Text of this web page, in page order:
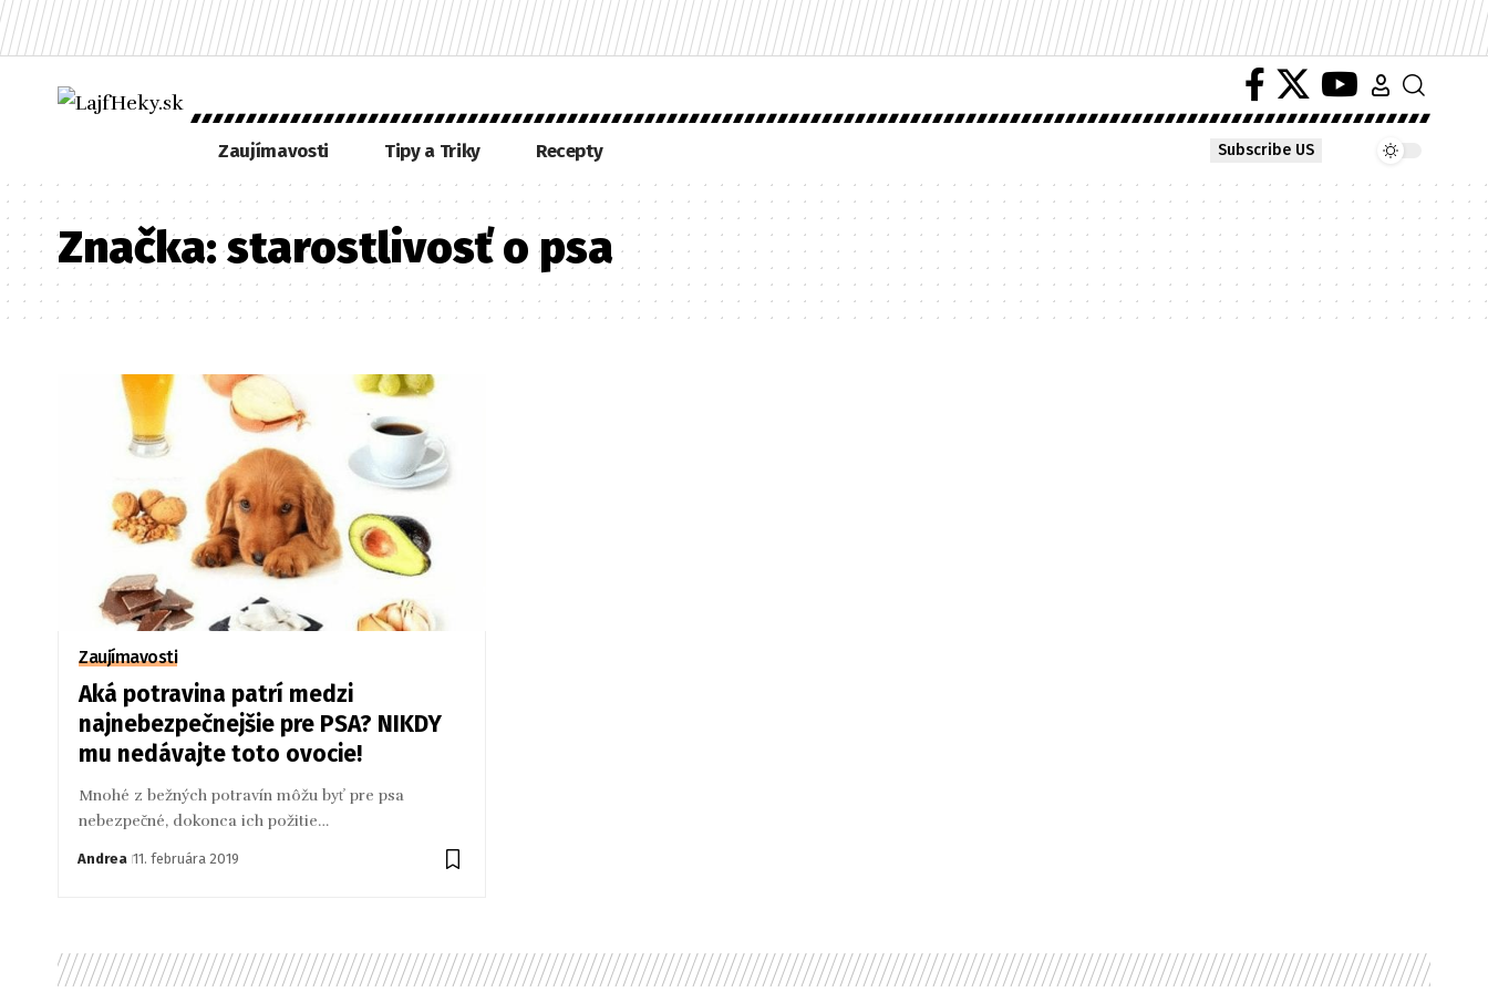
Zaujímavosti Tipy a Triky Recepty Subscribe US
Značka:starostlivosť o psa
Zaujímavosti
Aká potravina patrí medzi
najnebezpečnejšie pre PSA? NIKDY
mu nedávajte toto ovocie!
Mnohé z bežných potravín môžu byť pre psa
nebezpečné, dokonca ich požitie…
Andrea 11. februára 2019